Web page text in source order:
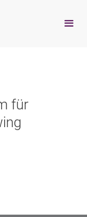
für